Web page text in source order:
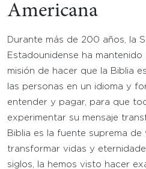
Americana
Durante más de 200 años, la
Estadounidense ha
misión de hacer que la Biblia
las personas en un idioma y
entender y pagar, para que
experimentar su mensaje
Biblia es la fuente suprema
transformar vidas y
siglos, la hemos visto hacer